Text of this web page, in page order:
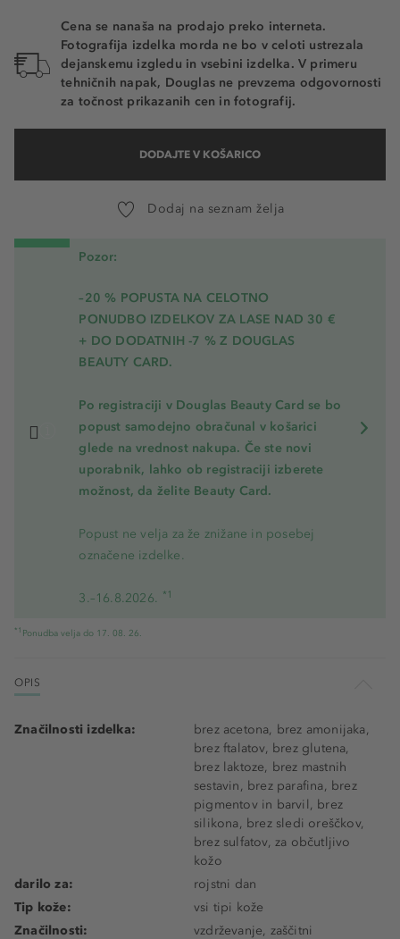
Cena se nanaša na prodajo preko interneta.
Fotografija izdelka morda ne bo v celoti ustrezala
dejanskemu izgledu in vsebini izdelka. V primeru
tehničnih napak, Douglas ne prevzema odgovornosti
za točnost prikazanih cen in fotografij.
DODAJTE V KOŠARICO
Dodaj na seznam želja
Pozor:
–20 % POPUSTA NA CELOTNO
PONUDBO IZDELKOV ZA LASE NAD 30 €
+ DO DODATNIH -7 % Z DOUGLAS
BEAUTY CARD.
Po registraciji v Douglas Beauty Card se bo
popust samodejno obračunal v košarici
glede na vrednost nakupa. Če ste novi
uporabnik, lahko ob registraciji izberete
možnost, da želite Beauty Card.
Popust ne velja za že znižane in posebej
označene izdelke.
3.–16.8.2026. *1
*1 Ponudba velja do 17. 08. 26.
OPIS
Značilnosti izdelka:
brez acetona, brez amonijaka,
brez ftalatov, brez glutena,
brez laktoze, brez mastnih
sestavin, brez parafina, brez
pigmentov in barvil, brez
silikona, brez sledi oreščkov,
brez sulfatov, za občutljivo
kožo
darilo za:
rojstni dan
Tip kože:
vsi tipi kože
Značilnosti:
vzdrževanje, zaščitni